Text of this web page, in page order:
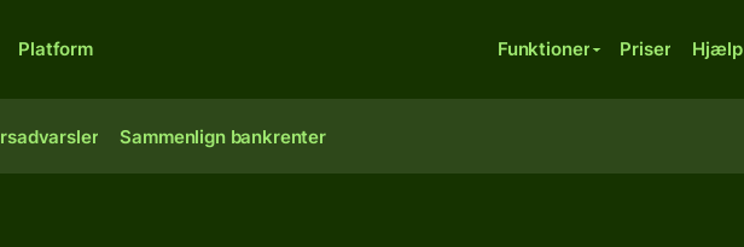
Platform Funktioner Priser Hjælp
Sammenlign bankrenter